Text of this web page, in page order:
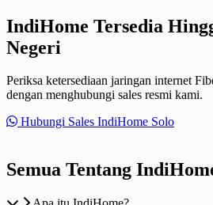
IndiHome Tersedia
Negeri
Periksa ketersediaan jaringan internet
dengan menghubungi sales resmi kami.
Hubungi Sales IndiHome Solo
Semua Tentang